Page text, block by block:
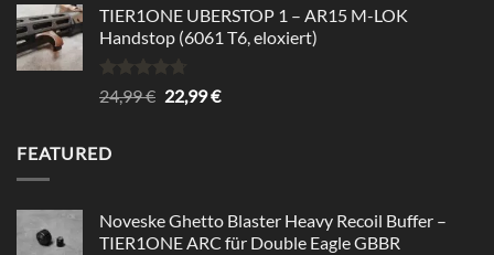
TIER1ONE UBERSTOP 1 – AR15 M-LOK
Handstop (6061 T6, eloxiert)
Rated4.67
out of 5
24,99€ Original
22,99€Current
FEATURED
Noveske Ghetto Blaster Heavy Recoil Buffer –
TIER1ONE ARC für Double Eagle GBBR